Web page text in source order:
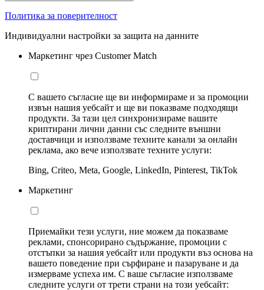
Политика за поверителност
Индивидуални настройки за защита на данните
Маркетинг чрез Customer Match
С вашето съгласие ще ви информираме и за промоции
извън нашия уебсайт и ще ви показваме подходящи
продукти. За тази цел синхронизираме вашите
криптирани лични данни със следните външни
доставчици и използваме техните канали за онлайн
реклама, ако вече използвате техните услуги:
Bing, Criteo, Meta, Google, LinkedIn, Pinterest, TikTok
Маркетинг
Приемайки тези услуги, ние можем да показваме
реклами, спонсорирано съдържание, промоции с
отстъпки за нашия уебсайт или продукти въз основа на
вашето поведение при сърфиране и пазаруване и да
измерваме успеха им. С ваше съгласие използваме
следните услуги от трети страни на този уебсайт: